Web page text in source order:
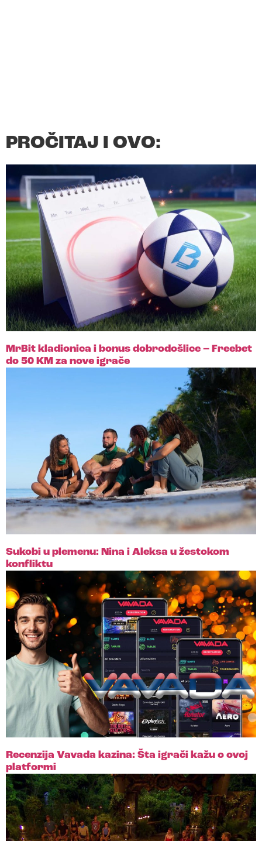
PROČITAJ I OVO:
MrBit kladionica i bonus dobrodošlice – Freebet
do 50 KM za nove igrače
Sukobi u plemenu: Nina i Aleksa u žestokom
konfliktu
Recenzija Vavada kazina: Šta igrači kažu o ovoj
platformi